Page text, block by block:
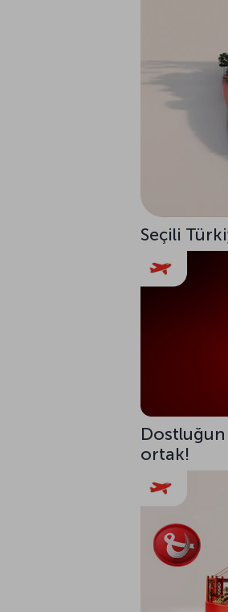
Seçili
ortak!